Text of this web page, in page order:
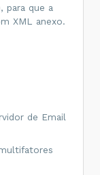
para que a
XML anexo.
de Email